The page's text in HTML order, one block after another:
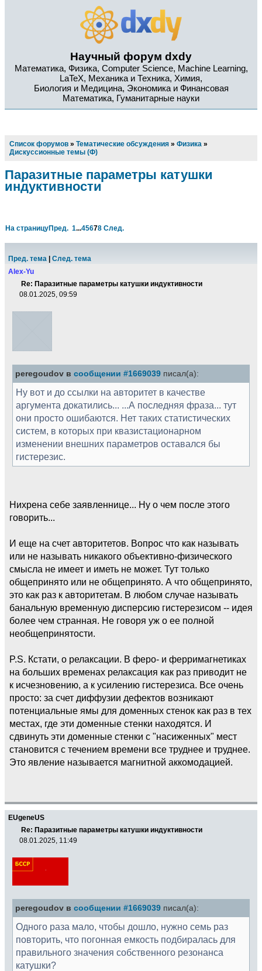
Научный форум dxdy
Математика, Физика, Computer Science, Machine Learning,
LaTeX, Механика и Техника, Химия,
Биология и Медицина, Экономика и Финансовая
Математика, Гуманитарные науки
Список форумов » Тематические обсуждения » Физика »
Дискуссионные темы (Ф)
Паразитные параметры катушки
индуктивности
На страницуПред. 1...45678 След.
Пред. тема
След. тема
Alex-Yu
Re: Паразитные параметры катушки индуктивности
08.01.2025, 09:59
peregoudov в сообщении #1669039 писал(а):
Ну вот и до ссылки на авторитет в качестве
аргумента докатились... ...А последняя фраза... тут
они просто ошибаются. Нет таких статистических
систем, в которых при квазистационарном
изменении внешних параметров оставался бы
гистерезис.
Нихрена себе заявленнице... Ну о чем после этого
говорить...
И еще на счет авторитетов. Вопрос что как называть
или не называть никакого объективно-физического
смысла не имеет и иметь не может. Тут только
общепринято или не общепринято. А что общепринято,
это как раз к авторитетам. В любом случае называть
банальную временную дисперсию гистерезисом -- идея
более чем странная. Не говоря уж о ее полной
необщепринятости.
P.S. Кстати, о релаксации. В феро- и ферримагнетиках
на больших временах релаксация как раз приводит не
к исчезновению, а к усилению гистерезиса. Все очень
просто: за счет диффузии дефектов возникают
потенциальные ямы для доменных стенок как раз в тех
местах, где эти доменные стенки находятся. И
сдвинуть эти доменные стенки с "насиженных" мест
становится с течением времени все труднее и труднее.
Это явление называется магнитной аккомодацией.
EUgeneUS
Re: Паразитные параметры катушки индуктивности
08.01.2025, 11:49
peregoudov в сообщении #1669039 писал(а):
Одного раза мало, чтобы дошло, нужно семь раз
повторить, что погонная емкость подбиралась для
правильного значения собственного резонанса
катушки?